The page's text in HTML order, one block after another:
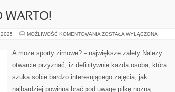
WARTO!
2025 MOŻLIWOŚĆ KOMENTOWANIA GRAJ
BO
WARTO!
ZOSTAŁA WYŁĄCZONA
A może sporty zimowe? – największe zalety Należy
otwarcie przyznać, iż definitywnie każda osoba, która
szuka sobie bardzo interesującego zajęcia, jak
najbardziej powinna brać pod uwagę piłkę nożną.